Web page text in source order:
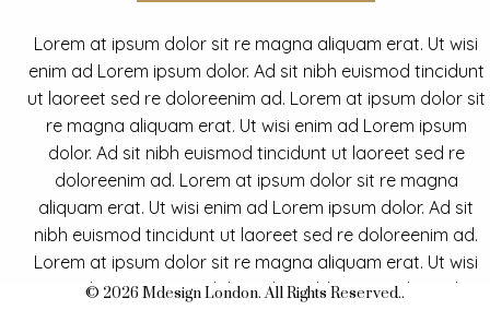
Lorem at ipsum dolor sit re magna aliquam erat. Ut wisi
enim ad Lorem ipsum dolor. Ad sit nibh euismod tincidunt
ut laoreet sed re doloreenim ad. Lorem at ipsum dolor sit
re magna aliquam erat. Ut wisi enim ad Lorem ipsum
dolor. Ad sit nibh euismod tincidunt ut laoreet sed re
doloreenim ad. Lorem at ipsum dolor sit re magna
aliquam erat. Ut wisi enim ad Lorem ipsum dolor. Ad sit
nibh euismod tincidunt ut laoreet sed re doloreenim ad.
Lorem at ipsum dolor sit re magna aliquam erat. Ut wisi
enim ad Lorem ipsum dolor. Ad sit nibh euismod tincidunt
© 2026 Mdesign London. All Rights Reserved..